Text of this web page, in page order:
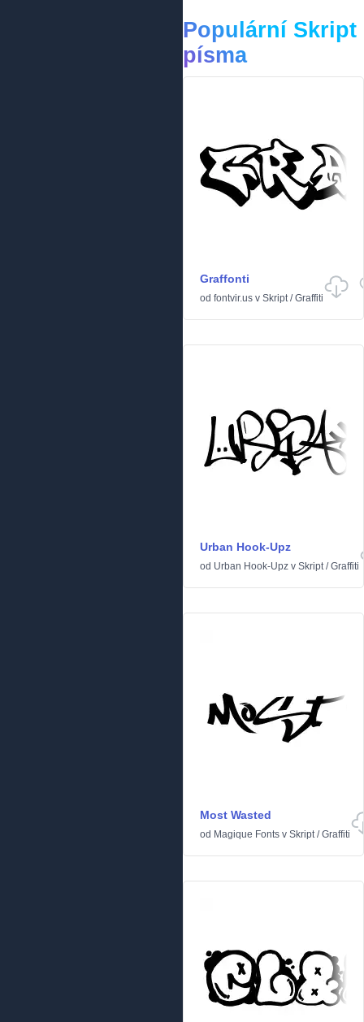
Populární Skript
písma
Graffonti
od fontvir.us v Skript/Graffiti
Urban Hook-Upz
od Urban Hook-Upz v Skript/Graffiti
Most Wasted
od Magique Fonts v Skript/Graffiti